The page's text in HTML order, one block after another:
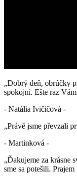
„Dobrý deň, obrúčky
spokojní. Ešte raz
- Natália Ivičičová -
„Právě jsme převzali
- Martinková -
„Ďakujeme za krásne
sme sa potešili.